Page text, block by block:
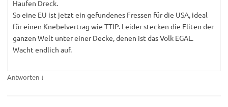
Haufen Dreck.
So eine EU ist jetzt ein gefundenes Fressen für die USA, ideal
für einen Knebelvertrag wie TTIP. Leider stecken die Eliten der
ganzen Welt unter einer Decke, denen ist das Volk EGAL.
Wacht endlich auf.
Antworten ↓